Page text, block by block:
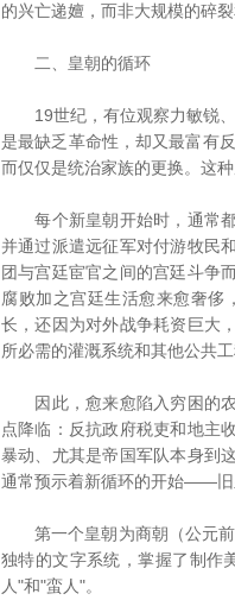
的兴亡递嬗，而非大规模的碎裂
二、皇朝的循环
19世纪，有位观察力敏锐、
是最缺乏革命性，却又最富有
而仅仅是统治家族的更换。这
每个新皇朝开始时，通常都
并通过派遣远征军对付游牧民
团与宫廷宦官之间的宫廷斗争
腐败加之宫廷生活愈来愈奢侈
长，还因为对外战争耗资巨大
所必需的灌溉系统和其他公共工
因此，愈来愈陷入穷困的农
点降临：反抗政府税吏和地主
暴动、尤其是帝国军队本身到
通常预示着新循环的开始――旧
第一个皇朝为商朝（公元前
独特的文字系统，掌握了制作
人"和"蛮人"。